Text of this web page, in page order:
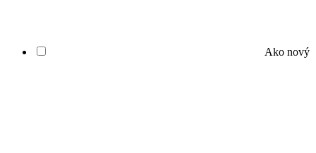
Ako nový